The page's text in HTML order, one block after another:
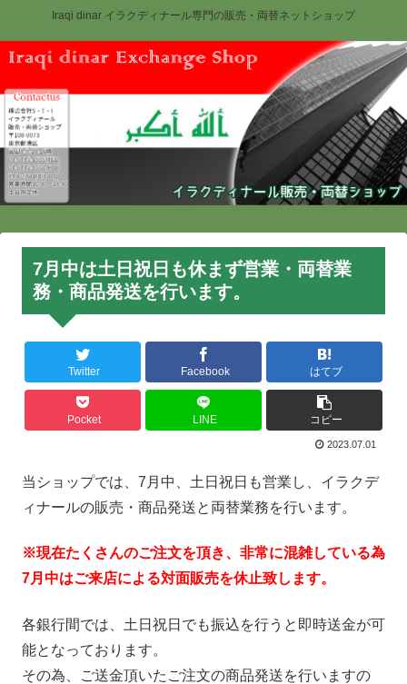
Iraqi dinar イラクディナール専門の販売・両替ネットショップ
7月中は土日祝日も休まず営業・両替業
務・商品発送を行います。
Twitter Facebook はてブ
Pocket LINE コピー
2023.07.01
当ショップでは、7月中、土日祝日も営業し、イラクデ
ィナールの販売・商品発送と両替業務を行います。
※現在たくさんのご注文を頂き、非常に混雑している為
7月中はご来店による対面販売を休止致します。
各銀行間では、土日祝日でも振込を行うと即時送金が可
能となっております。
その為、ご送金頂いたご注文の商品発送を行いますの